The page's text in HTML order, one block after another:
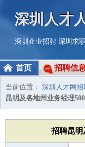
深圳人才
深圳企业招聘 深圳求
首页 招聘信息
当前位置： 深圳人才网招
昆明及各地州业务经理
招聘昆明